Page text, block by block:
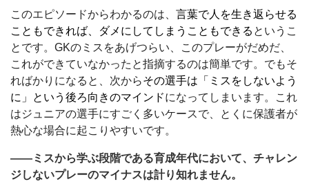
このエピソードからわかるのは、 言葉で人を生き返らせる
こともできれば、ダメにしてしまうこともできる というこ
とです。GKのミスをあげつらい、このプレーがだめだ、
これができていなかったと指摘するのは簡単です。でもそ
ればかりになると、次からその選手は「ミスをしないよう
に」という後ろ向きのマインドになってしまいます。これ
はジュニアの選手にすごく多いケースで、とくに保護者が
熱心な場合に起こりやすいです。
――ミスから学ぶ段階である育成年代において、チャレン
ジしないプレーのマイナスは計り知れません。